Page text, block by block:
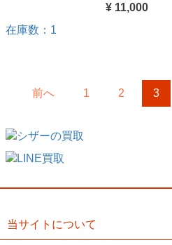
¥ 11,000
在庫数：1
前へ 1 2 3
当サイトについて